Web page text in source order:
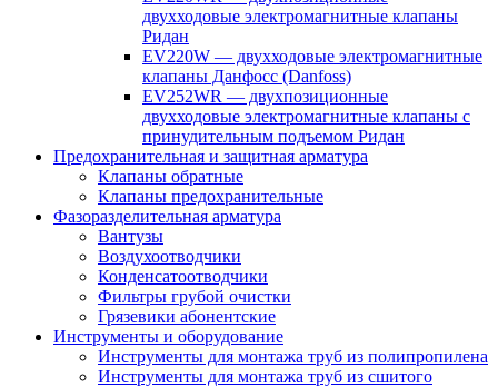
двухходовые электромагнитные клапаны
Ридан
EV220W — двухходовые электромагнитные
клапаны Данфосс (Danfoss)
EV252WR — двухпозиционные
двухходовые электромагнитные клапаны с
принудительным подъемом Ридан
Предохранительная и защитная арматура
Клапаны обратные
Клапаны предохранительные
Фазоразделительная арматура
Вантузы
Воздухоотводчики
Конденсатоотводчики
Фильтры грубой очистки
Грязевики абонентские
Инструменты и оборудование
Инструменты для монтажа труб из полипропилена
Инструменты для монтажа труб из сшитого